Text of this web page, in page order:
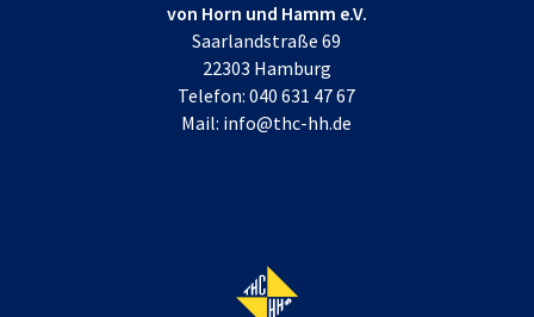
von Horn und Hamm e.V.
Saarlandstraße 69
22303 Hamburg
Telefon:040 631 47 67
Mail: info@thc-hh.de